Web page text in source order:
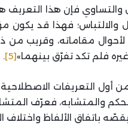
والتساوي فإن هذا
والالتباس؛ فهذا قد يكون
فلم تكد تفرّق بينهما»[5]
.
والمتشابه، فعرّف
بقصّه باتفاق الألفاظ